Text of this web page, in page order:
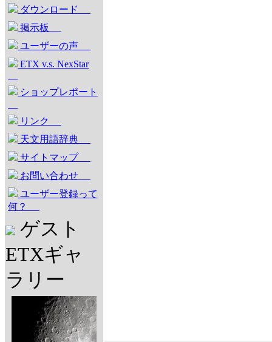
ダウンロード
掲示板
ユーザーの声
ETX v.s. NexStar
ショップレポート
リンク
天文用語辞典
サイトマップ
お問い合わせ
ユーザー登録って
何？
ゲスト
ETXギャ
ラリー